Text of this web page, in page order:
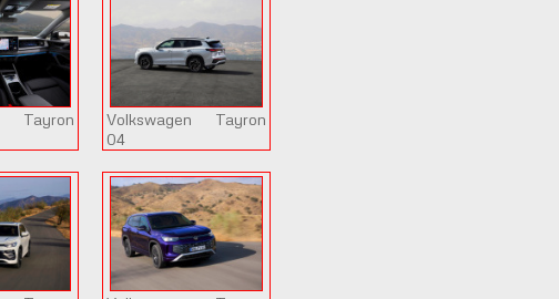
Tayron
Volkswagen Tayron
04